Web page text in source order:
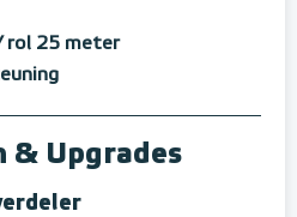
rol 25 meter
& Upgrades